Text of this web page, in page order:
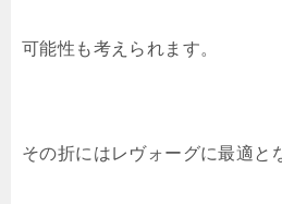
可能性も考えられます。
その折にはレヴォーグに最適と